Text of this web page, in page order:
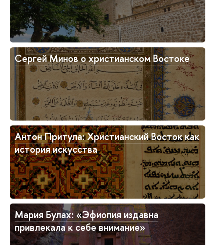
Сергей Минов о христианском Востоке
Антон Притула: Христианский Восток как
история искусства
Мария Булах: «Эфиопия издавна
привлекала к себе внимание»